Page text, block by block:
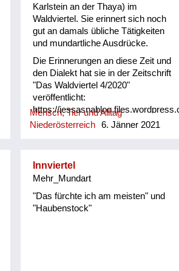
Karlstein an der Thaya) im
Waldviertel. Sie erinnert sich noch
gut an damals übliche Tätigkeiten
und mundartliche Ausdrücke.
Die Erinnerungen an diese Zeit und
den Dialekt hat sie in der Zeitschrift
"Das Waldviertel 4/2020"
veröffentlicht:
https://
2020_hahn.pdf
Mensch, Tier und Alltag
Niederösterreich
6. Jänner 2021
Innviertel
Mehr_Mundart
"Das fürchte ich am meisten" und
"Haubenstock"